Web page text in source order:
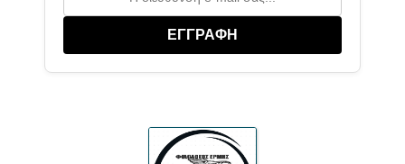
ΕΓΓΡΑΦΗ